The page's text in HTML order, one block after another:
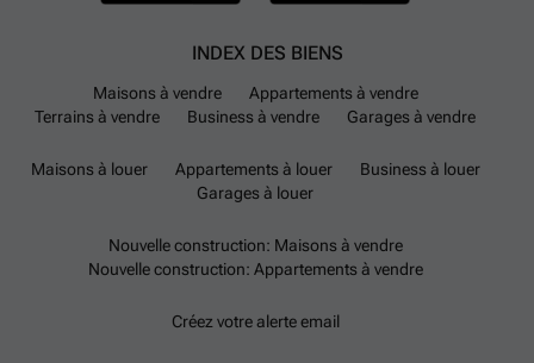
INDEX DES BIENS
Maisons à vendre
Appartements à vendre
Terrains à vendre
Business à vendre Garages à vendre
Maisons à louer Appartements à louer
Business à louer
Garages à louer
Nouvelle construction: Maisons à vendre
Nouvelle construction: Appartements à vendre
Créez votre alerte email